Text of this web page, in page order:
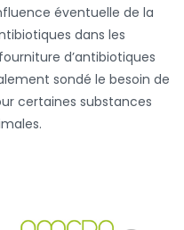
éventuelle de la
dans les
d’antibiotiques
sondé le besoin de
certaines substances